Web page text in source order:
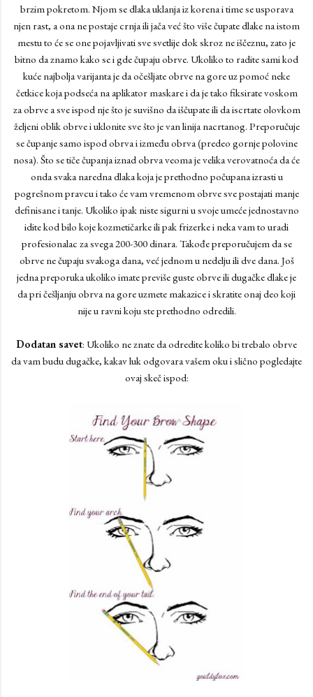
brzim pokretom. Njom se dlaka uklanja iz korena i time se usporava
njen rast, a ona ne postaje crnja ili jača već što više čupate dlake na istom
mestu to će se one pojavljivati sve svetlije dok skroz ne iščeznu, zato je
bitno da znamo kako se i gde čupaju obrve. Ukoliko to radite sami kod
kuće najbolja varijanta je da očešljate obrve na gore uz pomoć neke
četkice koja podseća na aplikator maskare i da je tako fiksirate voskom
za obrve a sve ispod nje što je suvišno da iščupate ili da iscrtate olovkom
željeni oblik obrve i uklonite sve što je van linija nacrtanog. Preporučuje
se čupanje samo ispod obrva i između obrva (predeo gornje polovine
nosa). Što se tiče čupanja iznad obrva veoma je velika verovatnoća da će
onda svaka naredna dlaka koja je prethodno počupana izrasti u
pogrešnom pravcu i tako će vam vremenom obrve sve postajati manje
definisane i tanje. Ukoliko ipak niste sigurni u svoje umeće jednostavno
idite kod bilo koje kozmetičarke ili pak frizerke i neka vam to uradi
profesionalac za svega 200-300 dinara. Takođe preporučujem da se
obrve ne čupaju svakoga dana, već jednom u nedelju ili dve dana. Još
jedna preporuka ukoliko imate previše guste obrve ili dugačke dlake je
da pri češljanju obrva na gore uzmete makazice i skratite onaj deo koji
nije u ravni koju ste prethodno odredili.
Dodatan savet: Ukoliko ne znate da odredite koliko bi trebalo obrve
da vam budu dugačke, kakav luk odgovara vašem oku i slično pogledajte
ovaj skeč ispod: